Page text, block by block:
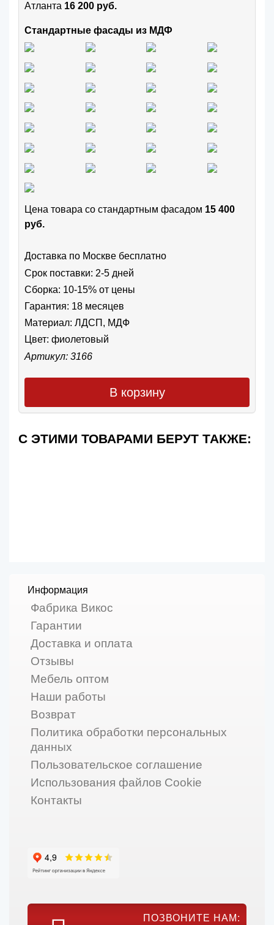
Атланта 16 200 руб.
Стандартные фасады из МДФ
Цена товара cо стандартным фасадом 15 400
руб.
Доставка по Москве бесплатно
Срок поставки: 2-5 дней
Сборка: 10-15% от цены
Гарантия: 18 месяцев
Материал: ЛДСП, МДФ
Цвет: фиолетовый
Артикул: 3166
В корзину
С ЭТИМИ ТОВАРАМИ БЕРУТ ТАКЖЕ:
Информация
Фабрика Викос
Гарантии
Доставка и оплата
Отзывы
Мебель оптом
Наши работы
Возврат
Политика обработки персональных
данных
Пользовательское соглашение
Использования файлов Cookie
Контакты
ПОЗВОНИТЕ НАМ: